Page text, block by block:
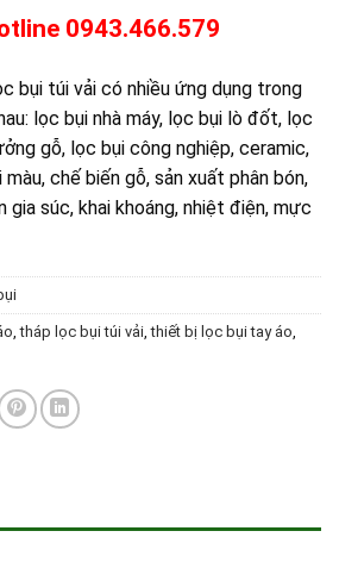
0943.466.579
bụi túi vải có nhiều ứng dụng trong
lọc bụi nhà máy, lọc bụi lò đốt, lọc
gỗ, lọc bụi công nghiệp, ceramic,
chế biến gỗ, sản xuất phân bón,
gia súc, khai khoáng, nhiệt điện, mực
,tháp lọc bụi túi vải,thiết bị lọc bụi tay áo,